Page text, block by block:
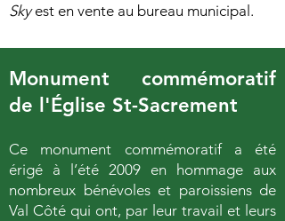
Skyest en vente au bureau municipal.
Monument commémoratif
de l'Église St-Sacrement
Ce monument commémoratif a été
érigé à l’été 2009 en hommage aux
nombreux bénévoles et paroissiens de
Val Côté qui ont, par leur travail et leurs